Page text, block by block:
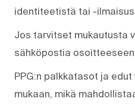
identiteetistä tai -
Jos tarvitset mukautusta
sähköpostia
PPG:n palkkatasot ja
mukaan, mikä